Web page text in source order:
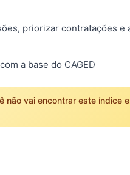
priorizar contratações e
a base do CAGED
não vai encontrar este índice